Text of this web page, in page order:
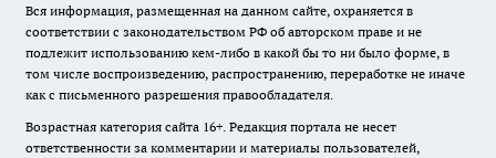
Вся информация, размещенная на данном сайте, охраняется в
соответствии с законодательством РФ об авторском праве и не
подлежит использованию кем-либо в какой бы то ни было форме, в
том числе воспроизведению, распространению, переработке не иначе
как с письменного разрешения правообладателя.
Возрастная категория сайта 16+. Редакция портала не несет
ответственности за комментарии и материалы пользователей,